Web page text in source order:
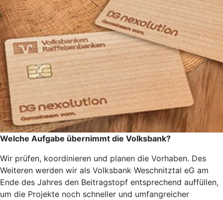
Welche Aufgabe übernimmt die Volksbank?
Wir prüfen, koordinieren und planen die Vorhaben. Des
Weiteren werden wir als Volksbank Weschnitztal eG am
Ende des Jahres den Beitragstopf entsprechend auffüllen,
um die Projekte noch schneller und umfangreicher